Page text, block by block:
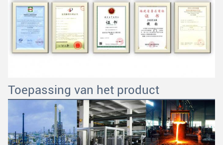
Toepassing van het product